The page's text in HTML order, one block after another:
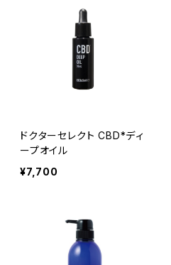
ドクターセレクト CBD*ディ
ープオイル
¥7,700